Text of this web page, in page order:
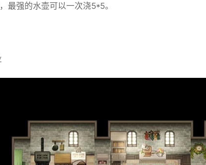
最强的水壶可以一次浇5*5。